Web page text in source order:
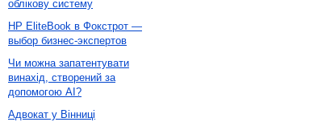
облікову систему
HP EliteBook в Фокстрот —
выбор бизнес-экспертов
Чи можна запатентувати
винахід, створений за
допомогою AI?
Адвокат у Вінниці